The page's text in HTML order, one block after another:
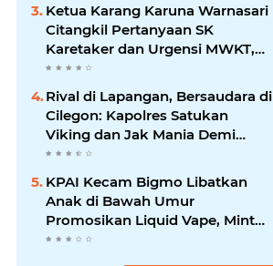
Ketua Karang Karuna Warnasari
Citangkil Pertanyaan SK
Karetaker dan Urgensi MWKT,
Saat Suasana Berduka
Rival di Lapangan, Bersaudara di
Cilegon: Kapolres Satukan
Viking dan Jak Mania Demi
Nobar Damai Piala Presiden
KPAI Kecam Bigmo Libatkan
Anak di Bawah Umur
Promosikan Liquid Vape, Minta
Aparat Bertindak Tegas